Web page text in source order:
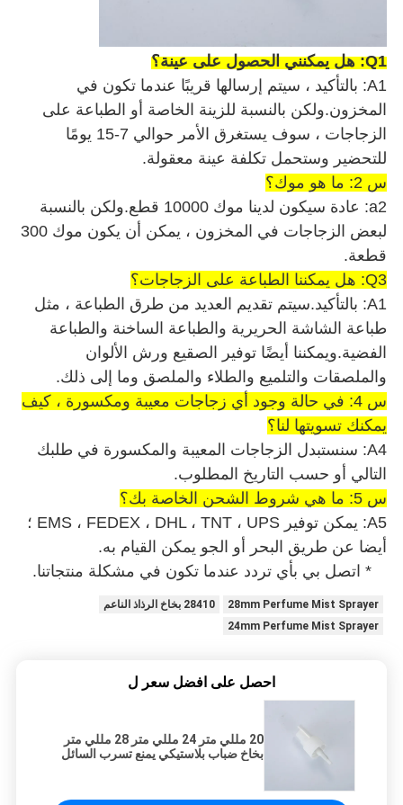
Q1: هل يمكنني الحصول على عينة؟
A1: بالتأكيد ، سيتم إرسالها قريبًا عندما تكون في
المخزون.ولكن بالنسبة للزينة الخاصة أو الطباعة على
الزجاجات ، سوف يستغرق الأمر حوالي 7-15 يومًا
للتحضير وستحمل تكلفة عينة معقولة.
س 2: ما هو موك؟
a2: عادة سيكون لدينا موك 10000 قطع.ولكن بالنسبة
لبعض الزجاجات في المخزون ، يمكن أن يكون موك 300
قطعة.
Q3: هل يمكننا الطباعة على الزجاجات؟
A1: بالتأكيد.سيتم تقديم العديد من طرق الطباعة ، مثل
طباعة الشاشة الحريرية والطباعة الساخنة والطباعة
الفضية.ويمكننا أيضًا توفير الصقيع ورش الألوان
والملصقات والتلميع والطلاء والملصق وما إلى ذلك.
س 4: في حالة وجود أي زجاجات معيبة ومكسورة ، كيف
يمكنك تسويتها لنا؟
A4: سنستبدل الزجاجات المعيبة والمكسورة في طلبك
التالي أو حسب التاريخ المطلوب.
س 5: ما هي شروط الشحن الخاصة بك؟
A5: يمكن توفير EMS ، FEDEX ، DHL ، TNT ، UPS ؛
أيضا عن طريق البحر أو الجو يمكن القيام به.
* اتصل بي بأي تردد عندما تكون في مشكلة منتجاتنا.
28mm Perfume Mist Sprayer
28410 بخاخ الرذاذ الناعم
24mm Perfume Mist Sprayer
احصل على افضل سعر ل
20 مللي متر 24 مللي متر 28 مللي متر
بخاخ ضباب بلاستيكي يمنع تسرب السائل